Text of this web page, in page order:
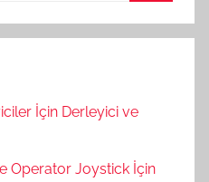
İçin Derleyici ve
Operator Joystick İçin